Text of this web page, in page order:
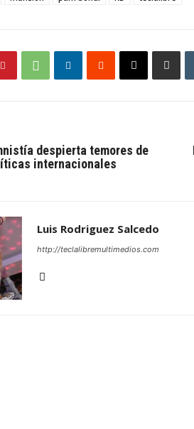
despierta temores de
internacionales
Luis Rodriguez Salcedo
http://teclalibremultimedios.com